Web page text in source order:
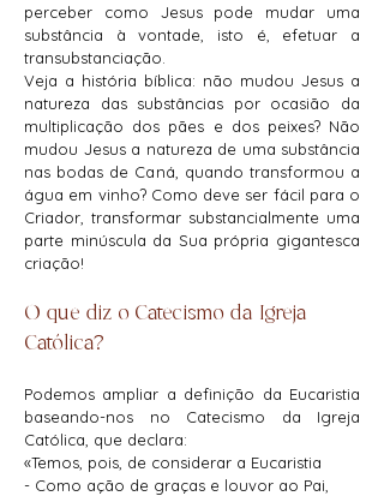
perceber como Jesus pode mudar uma
substância à vontade, isto é, efetuar a
transubstanciação.
Veja a história bíblica: não mudou Jesus a
natureza das substâncias por ocasião da
multiplicação dos pães e dos peixes? Não
mudou Jesus a natureza de uma substância
nas bodas de Caná, quando transformou a
água em vinho? Como deve ser fácil para o
Criador, transformar substancialmente uma
parte minúscula da Sua própria gigantesca
criação!​
O que diz o Catecismo da Igreja
Católica?
Podemos ampliar a definição da Eucaristia
baseando-nos no Catecismo da Igreja
Católica, que declara:
«Temos, pois, de considerar a Eucaristia
- Como ação de graças e louvor ao Pai,